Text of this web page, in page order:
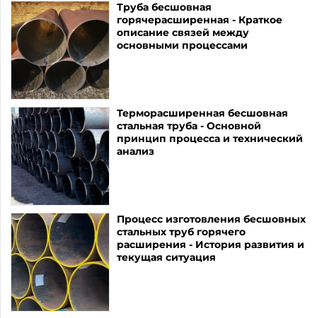
Труба бесшовная
горячерасширенная - Краткое
описание связей между
основными процессами
Терморасширенная бесшовная
стальная труба - Основной
принцип процесса и технический
анализ
Процесс изготовления бесшовных
стальных труб горячего
расширения - История развития и
текущая ситуация